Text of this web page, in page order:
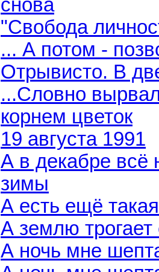
снова
"Свобода
... А потом -
Отрывисто. В
...Словно
корнем цветок
19 августа 1991
А в декабре всё
зимы
А есть ещё
А землю трогает
А ночь мне